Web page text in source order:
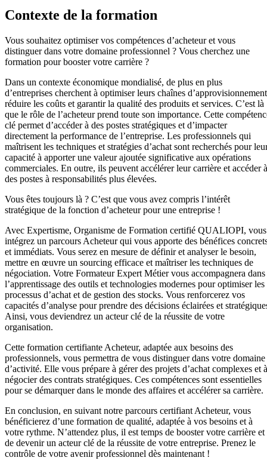
Contexte de la formation
Vous souhaitez optimiser vos compétences d’acheteur et vous
distinguer dans votre domaine professionnel ? Vous cherchez une
formation pour booster votre carrière ?
Dans un contexte économique mondialisé, de plus en plus
d’entreprises cherchent à optimiser leurs chaînes
réduire les coûts et garantir la qualité des produits et services. C’est là
que le rôle de l’acheteur prend toute son importance. Cette
clé permet d’accéder à des postes stratégiques et d’impacter
directement la performance de l’entreprise. Les professionnels qui
maîtrisent les techniques et stratégies d’achat sont recherchés pour
capacité à apporter une valeur ajoutée significative aux opérations
commerciales. En outre, ils peuvent accélérer leur carrière et accéder à
des postes à responsabilités plus élevées.
Vous êtes toujours là ? C’est que vous avez compris l’intérêt
stratégique de la fonction d’acheteur pour une entreprise !
Avec Expertisme, Organisme de Formation certifié QUALIOPI, vous
intégrez un parcours Acheteur qui vous apporte des bénéfices
et immédiats. Vous serez en mesure de définir et analyser le besoin,
mettre en œuvre un sourcing efficace et maîtriser les techniques de
négociation. Votre Formateur Expert Métier vous accompagnera dans
l’apprentissage des outils et technologies modernes pour optimiser les
processus d’achat et de gestion des stocks. Vous renforcerez vos
capacités d’analyse pour prendre des décisions éclairées et
Ainsi, vous deviendrez un acteur clé de la réussite de votre
organisation.
Cette formation certifiante Acheteur, adaptée aux besoins des
professionnels, vous permettra de vous distinguer dans votre domaine
d’activité. Elle vous prépare à gérer des projets d’achat complexes et à
négocier des contrats stratégiques. Ces compétences sont essentielles
pour se démarquer dans le monde des affaires et accélérer sa carrière.
En conclusion, en suivant notre parcours certifiant Acheteur, vous
bénéficierez d’une formation de qualité, adaptée à vos besoins et à
votre rythme. N’attendez plus, il est temps de booster votre carrière et
de devenir un acteur clé de la réussite de votre entreprise. Prenez le
contrôle de votre avenir professionnel dès maintenant !